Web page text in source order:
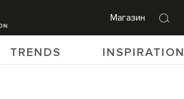
Магазин
TRENDS